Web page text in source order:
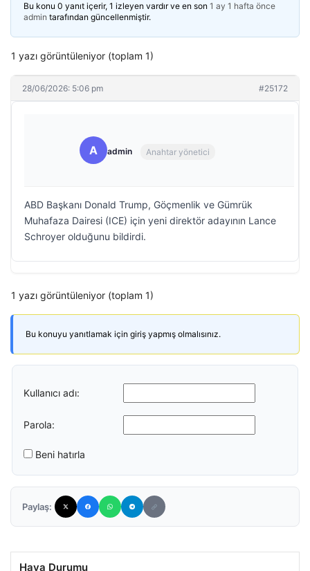
Bu konu 0 yanıt içerir, 1 izleyen vardır ve en son 1 ay 1 hafta önce
admin tarafından güncellenmiştir.
1 yazı görüntüleniyor (toplam 1)
28/06/2026: 5:06 pm #25172
A admin Anahtar yönetici
ABD Başkanı Donald Trump, Göçmenlik ve Gümrük
Muhafaza Dairesi (ICE) için yeni direktör adayının Lance
Schroyer olduğunu bildirdi.
1 yazı görüntüleniyor (toplam 1)
Bu konuyu yanıtlamak için giriş yapmış olmalısınız.
Kullanıcı adı:
Parola:
Beni hatırla
Paylaş:
Hava Durumu